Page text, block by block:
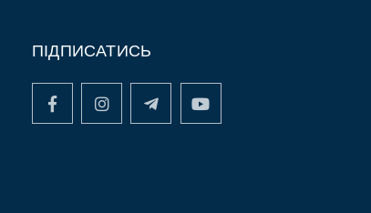
ПІДПИСАТИСЬ